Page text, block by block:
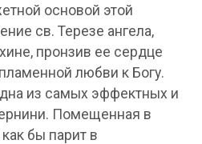
основой этой
св. Терезе ангела,
пронзив ее сердце
любви к Богу.
из самых эффектных и
Помещенная в
бы парит в